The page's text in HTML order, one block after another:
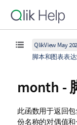
QlikView May
脚本和图表表
month -
此函数用于返回
份名称的对偶值和